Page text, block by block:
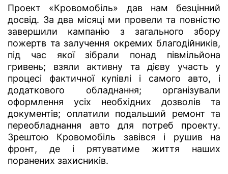
Проект «Кровомобіль» дав нам безцінний
досвід. За два місяці ми провели та повністю
завершили кампанію з загального збору
пожертв та залучення окремих благодійників,
під час якої зібрали понад півмільйона
гривень; взяли активну та дієву участь у
процесі фактичної купівлі і самого авто, і
додаткового обладнання; організували
оформлення усіх необхідних дозволів та
документів; оплатили подальший ремонт та
переобладнання авто для потреб проекту.
Зрештою Кровомобіль завівся і рушив на
фронт, де і рятуватиме життя наших
поранених захисників.